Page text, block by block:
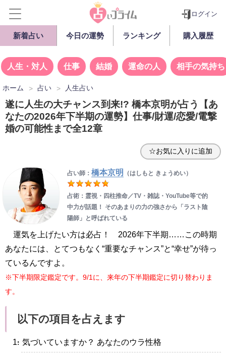
ログイン
新着占い 今日の運勢 ランキング 購入履歴
人生・対人 仕事 結婚 運命の人 相手の気持ち
ホーム 占い 人生占い
遂に人生の大チャンス到来!? 橋本京明が占う【あ
なたの2026年下半期の運勢】仕事/財運/恋愛/電撃
婚の可能性まで全12章
☆お気に入りに追加
占い師： 橋本京明 （はしもと きょうめい）
占術：霊視・四柱推命／TV・雑誌・YouTube等で的
中力が話題！ そのあまりの力の強さから「ラスト陰
陽師」と呼ばれている
運気を上げたい方は必占！ 2026年下半期……この時期
あなたには、とてつもなく“重要なチャンス”と“幸せ”が待っ
ているんですよ。
※下半期限定鑑定です。9/1に、来年の下半期鑑定に切り替わりま
す。
以下の項目を占えます
・気づいていますか？ あなたのウラ性格